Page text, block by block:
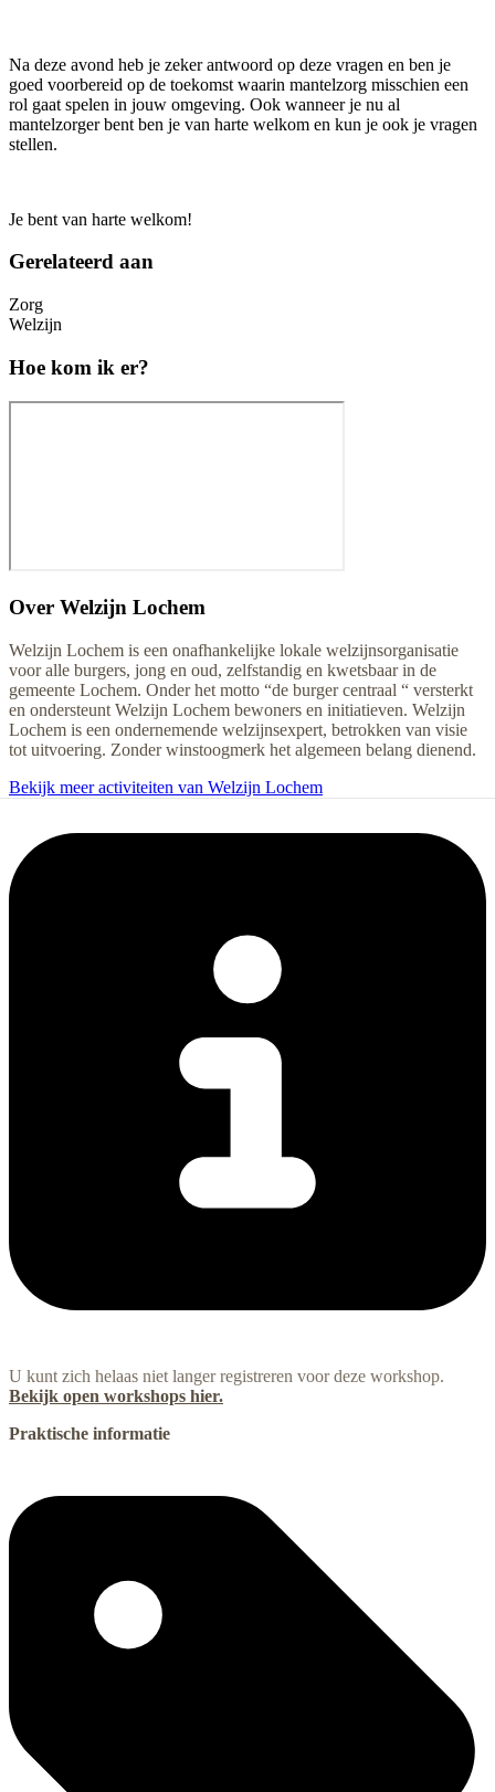
Na deze avond heb je zeker antwoord op deze vragen en ben je
goed voorbereid op de toekomst waarin mantelzorg misschien een
rol gaat spelen in jouw omgeving. Ook wanneer je nu al
mantelzorger bent ben je van harte welkom en kun je ook je vragen
stellen.
Je bent van harte welkom!
Gerelateerd aan
Zorg
Welzijn
Hoe kom ik er?
Over Welzijn Lochem
Welzijn Lochem is een onafhankelijke lokale welzijnsorganisatie
voor alle burgers, jong en oud, zelfstandig en kwetsbaar in de
gemeente Lochem. Onder het motto “de burger centraal “ versterkt
en ondersteunt Welzijn Lochem bewoners en initiatieven. Welzijn
Lochem is een ondernemende welzijnsexpert, betrokken van visie
tot uitvoering. Zonder winstoogmerk het algemeen belang dienend.
Bekijk meer activiteiten van Welzijn Lochem
U kunt zich helaas niet langer registreren voor deze workshop.
Bekijk open workshops hier.
Praktische informatie